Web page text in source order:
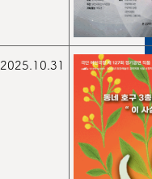
2025.10.31